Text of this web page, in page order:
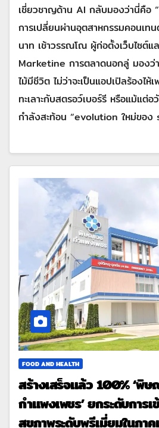
เชี่ยวชาญด้าน AI กลับมองว่านี่คื
การเปลี่ยนผ่านอุตสาหกรรมคอนเท
นาท เช้าวรรณโณ ผู้ก่อตั้งเว็บไซต์แ
Marketine การตลาดนอกลู่ มอง
ไม้มีชีวิต ไม่ว่าจะเป็นแอปเปิลร้องไห้
ทะเลาะกับสตรอว์เบอร์รี หรือแม้แต่อ
กำลังสะท้อน “evolution ใหม่ขอ
FOOD AND HEALTH
สร้างเสร็จแล้ว 100% ‘พิษ
กำแพงเพชร’ ยกระดับการเ
สุขภาพระดับพรีเมี่ยมในภา